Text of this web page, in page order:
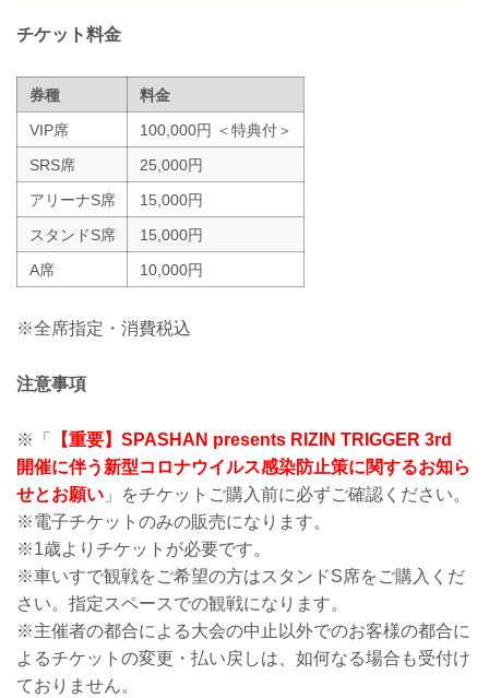
チケット料金
券種
料金
VIP席
100,000円 ＜特典付＞
SRS席
25,000円
アリーナS席
15,000円
スタンドS席
15,000円
A席
10,000円
※全席指定・消費税込
注意事項
※「
【重要】SPASHAN presents RIZIN TRIGGER 3rd
開催に伴う新型コロナウイルス感染防止策に関するお知ら
せとお願い 」をチケットご購入前に必ずご確認ください。
※電子チケットのみの販売になります。
※1歳よりチケットが必要です。
※車いすで観戦をご希望の方はスタンドS席をご購入くだ
さい。指定スペースでの観戦になります。
※主催者の都合による大会の中止以外でのお客様の都合に
よるチケットの変更・払い戻しは、如何なる場合も受付け
ておりません。